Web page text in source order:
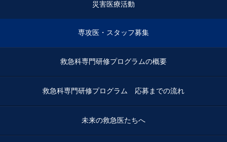
災害医療活動
専攻医・スタッフ募集
救急科専門研修プログラムの概要
救急科専門研修プログラム 応募までの流れ
未来の救急医たちへ